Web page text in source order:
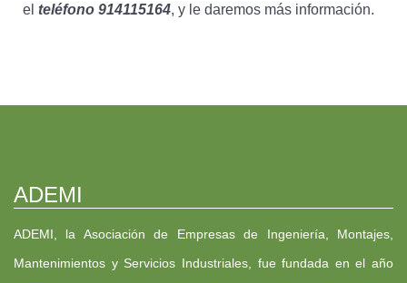
el teléfono 914115164, y le daremos más información.
ADEMI
ADEMI, la Asociación de Empresas de Ingeniería, Montajes,
Mantenimientos y Servicios Industriales, fue fundada en el año